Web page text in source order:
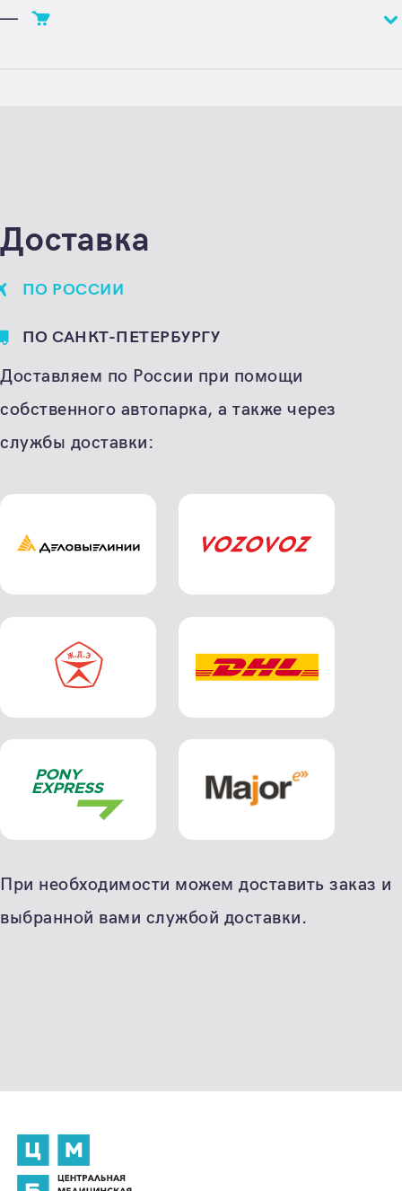
—
ПО РОССИИ
ПО САНКТ-ПЕТЕРБУРГУ
Доставка
Доставляем по России при помощи
собственного автопарка, а также через
службы доставки:
При необходимости можем доставить заказ и
выбранной вами службой доставки.